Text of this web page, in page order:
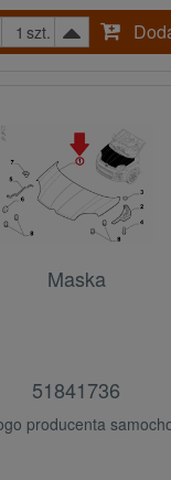
szt.
Maska
51841736
producenta